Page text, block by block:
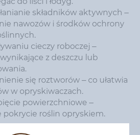
składników aktywnych –
nawozów i środków ochrony
cieczy roboczej –
z deszczu lub
się roztworów – co ułatwia
w opryskiwaczach.
powierzchniowe –
pokrycie roślin opryskiem.